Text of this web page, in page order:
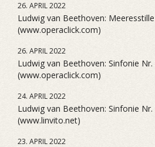
26. APRIL 2022
Ludwig van Beethoven:
(www.operaclick.com)
26. APRIL 2022
Ludwig van Beethoven: Sinfonie
(www.operaclick.com)
24. APRIL 2022
Ludwig van Beethoven: Sinfonie
(www.linvito.net)
23. APRIL 2022